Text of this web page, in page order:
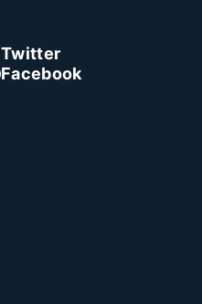
Twitter
Facebook